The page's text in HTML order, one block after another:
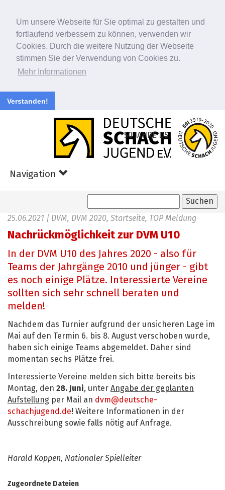
Um unsere Webseite für Sie optimal zu gestalten und
fortlaufend verbessern zu können, verwenden wir
Cookies. Durch die weitere Nutzung der Webseite
stimmen Sie der Verwendung von Cookies zu.
Mehr Informationen
Verstanden!
Navigation
50 JAHRE DSJ
25.06.2021 | DVM, DVM 2020, Startseite, TOP Meldung
Nachrückmöglichkeit zur DVM U10
In der DVM U10 des Jahres 2020 - also für
Teams der Jahrgänge 2010 und jünger - gibt
es noch einige Plätze. Interessierte Vereine
sollten sich sehr schnell beraten und
melden!
Nachdem das Turnier aufgrund der unsicheren Lage im
Mai auf den Termin 6. bis 8. August verschoben wurde,
haben sich einige Teams abgemeldet. Daher sind
momentan sechs Plätze frei.
Interessierte Vereine melden sich bitte bereits bis
Montag, den 28. Juni, unter Angabe der geplanten
Aufstellung per Mail an dvm@deutsche-
schachjugend.de! Weitere Informationen in der
Ausschreibung sowie falls nötig auf Anfrage.
Harald Koppen, Nationaler Spielleiter
Zugeordnete Dateien